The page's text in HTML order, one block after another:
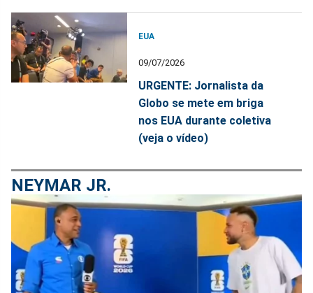
EUA
09/07/2026
URGENTE: Jornalista da
Globo se mete em briga
nos EUA durante coletiva
(veja o vídeo)
NEYMAR JR.